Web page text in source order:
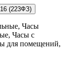
(223ФЗ)
Часы
Часы с
для помещений,